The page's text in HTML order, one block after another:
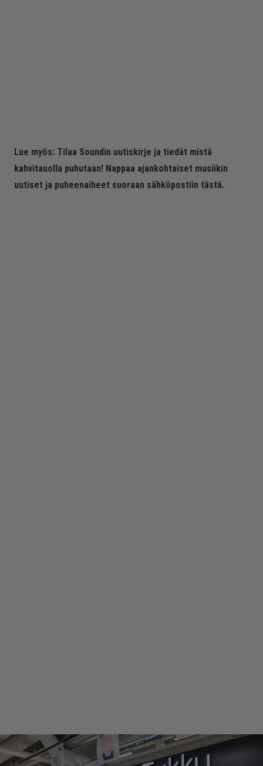
Lue myös: Tilaa Soundin uutiskirje ja tiedät mistä
kahvitauolla puhutaan! Nappaa ajankohtaiset musiikin
uutiset ja puheenaiheet suoraan sähköpostiin tästä.